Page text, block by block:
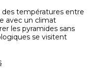
des températures entre
avec un climat
les pyramides sans
se visitent